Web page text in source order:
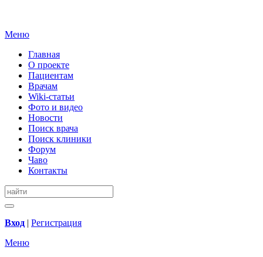
Меню
Главная
О проекте
Пациентам
Врачам
Wiki-статьи
Фото и видео
Новости
Поиск врача
Поиск клиники
Форум
Чаво
Контакты
Вход | Регистрация
Меню